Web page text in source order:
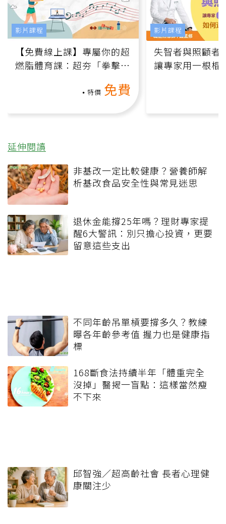
【免費線上課】專屬你的超
燃脂體育課：超夯「拳擊有
特價 免費
影片課程
失智者與照顧者
讓專家用一根棍
影片課程
延伸閱讀
非基改一定比較健康？營養師解
析基改食品安全性與常見迷思
退休金能撐25年嗎？理財專家提
醒6大警訊：別只擔心投資，更要
留意這些支出
不同年齡吊單槓要撐多久？教練
曝各年齡參考值 握力也是健康指
標
168斷食法持續半年「體重完全
沒掉」醫揭一盲點：這樣當然瘦
不下來
邱智強／超高齡社會 長者心理健
康關注少